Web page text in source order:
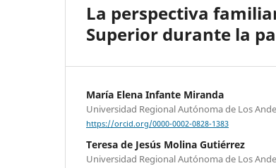
La perspectiva
Superior durante la
María Elena Infante Miranda
Universidad Regional Autónoma de Los
https://orcid.org/0000-0002-0828-1383
Teresa de Jesús Molina Gutiérrez
Universidad Regional Autónoma de Los